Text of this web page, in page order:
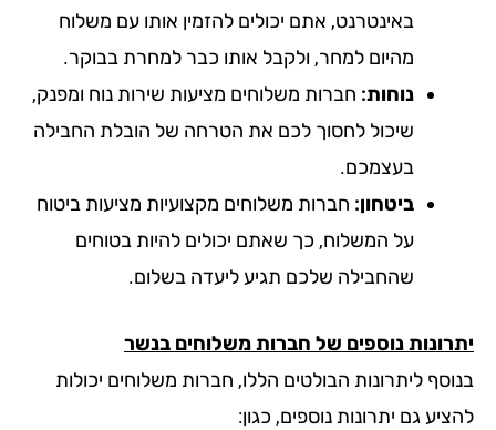
באינטרנט, אתם יכולים להזמין אותו עם משלוח
מהיום למחר, ולקבל אותו כבר למחרת בבוקר.
נוחות:חברות משלוחים מציעות שירות נוח ומפנק,
שיכול לחסוך לכם את הטרחה של הובלת החבילה
בעצמכם.
ביטחון:חברות משלוחים מקצועיות מציעות ביטוח
על המשלוח, כך שאתם יכולים להיות בטוחים
שהחבילה שלכם תגיע ליעדה בשלום.
נוספים של חברות משלוחים בנשר
ליתרונות הבולטים הללו, חברות משלוחים יכולות
גם יתרונות נוספים, כגון: